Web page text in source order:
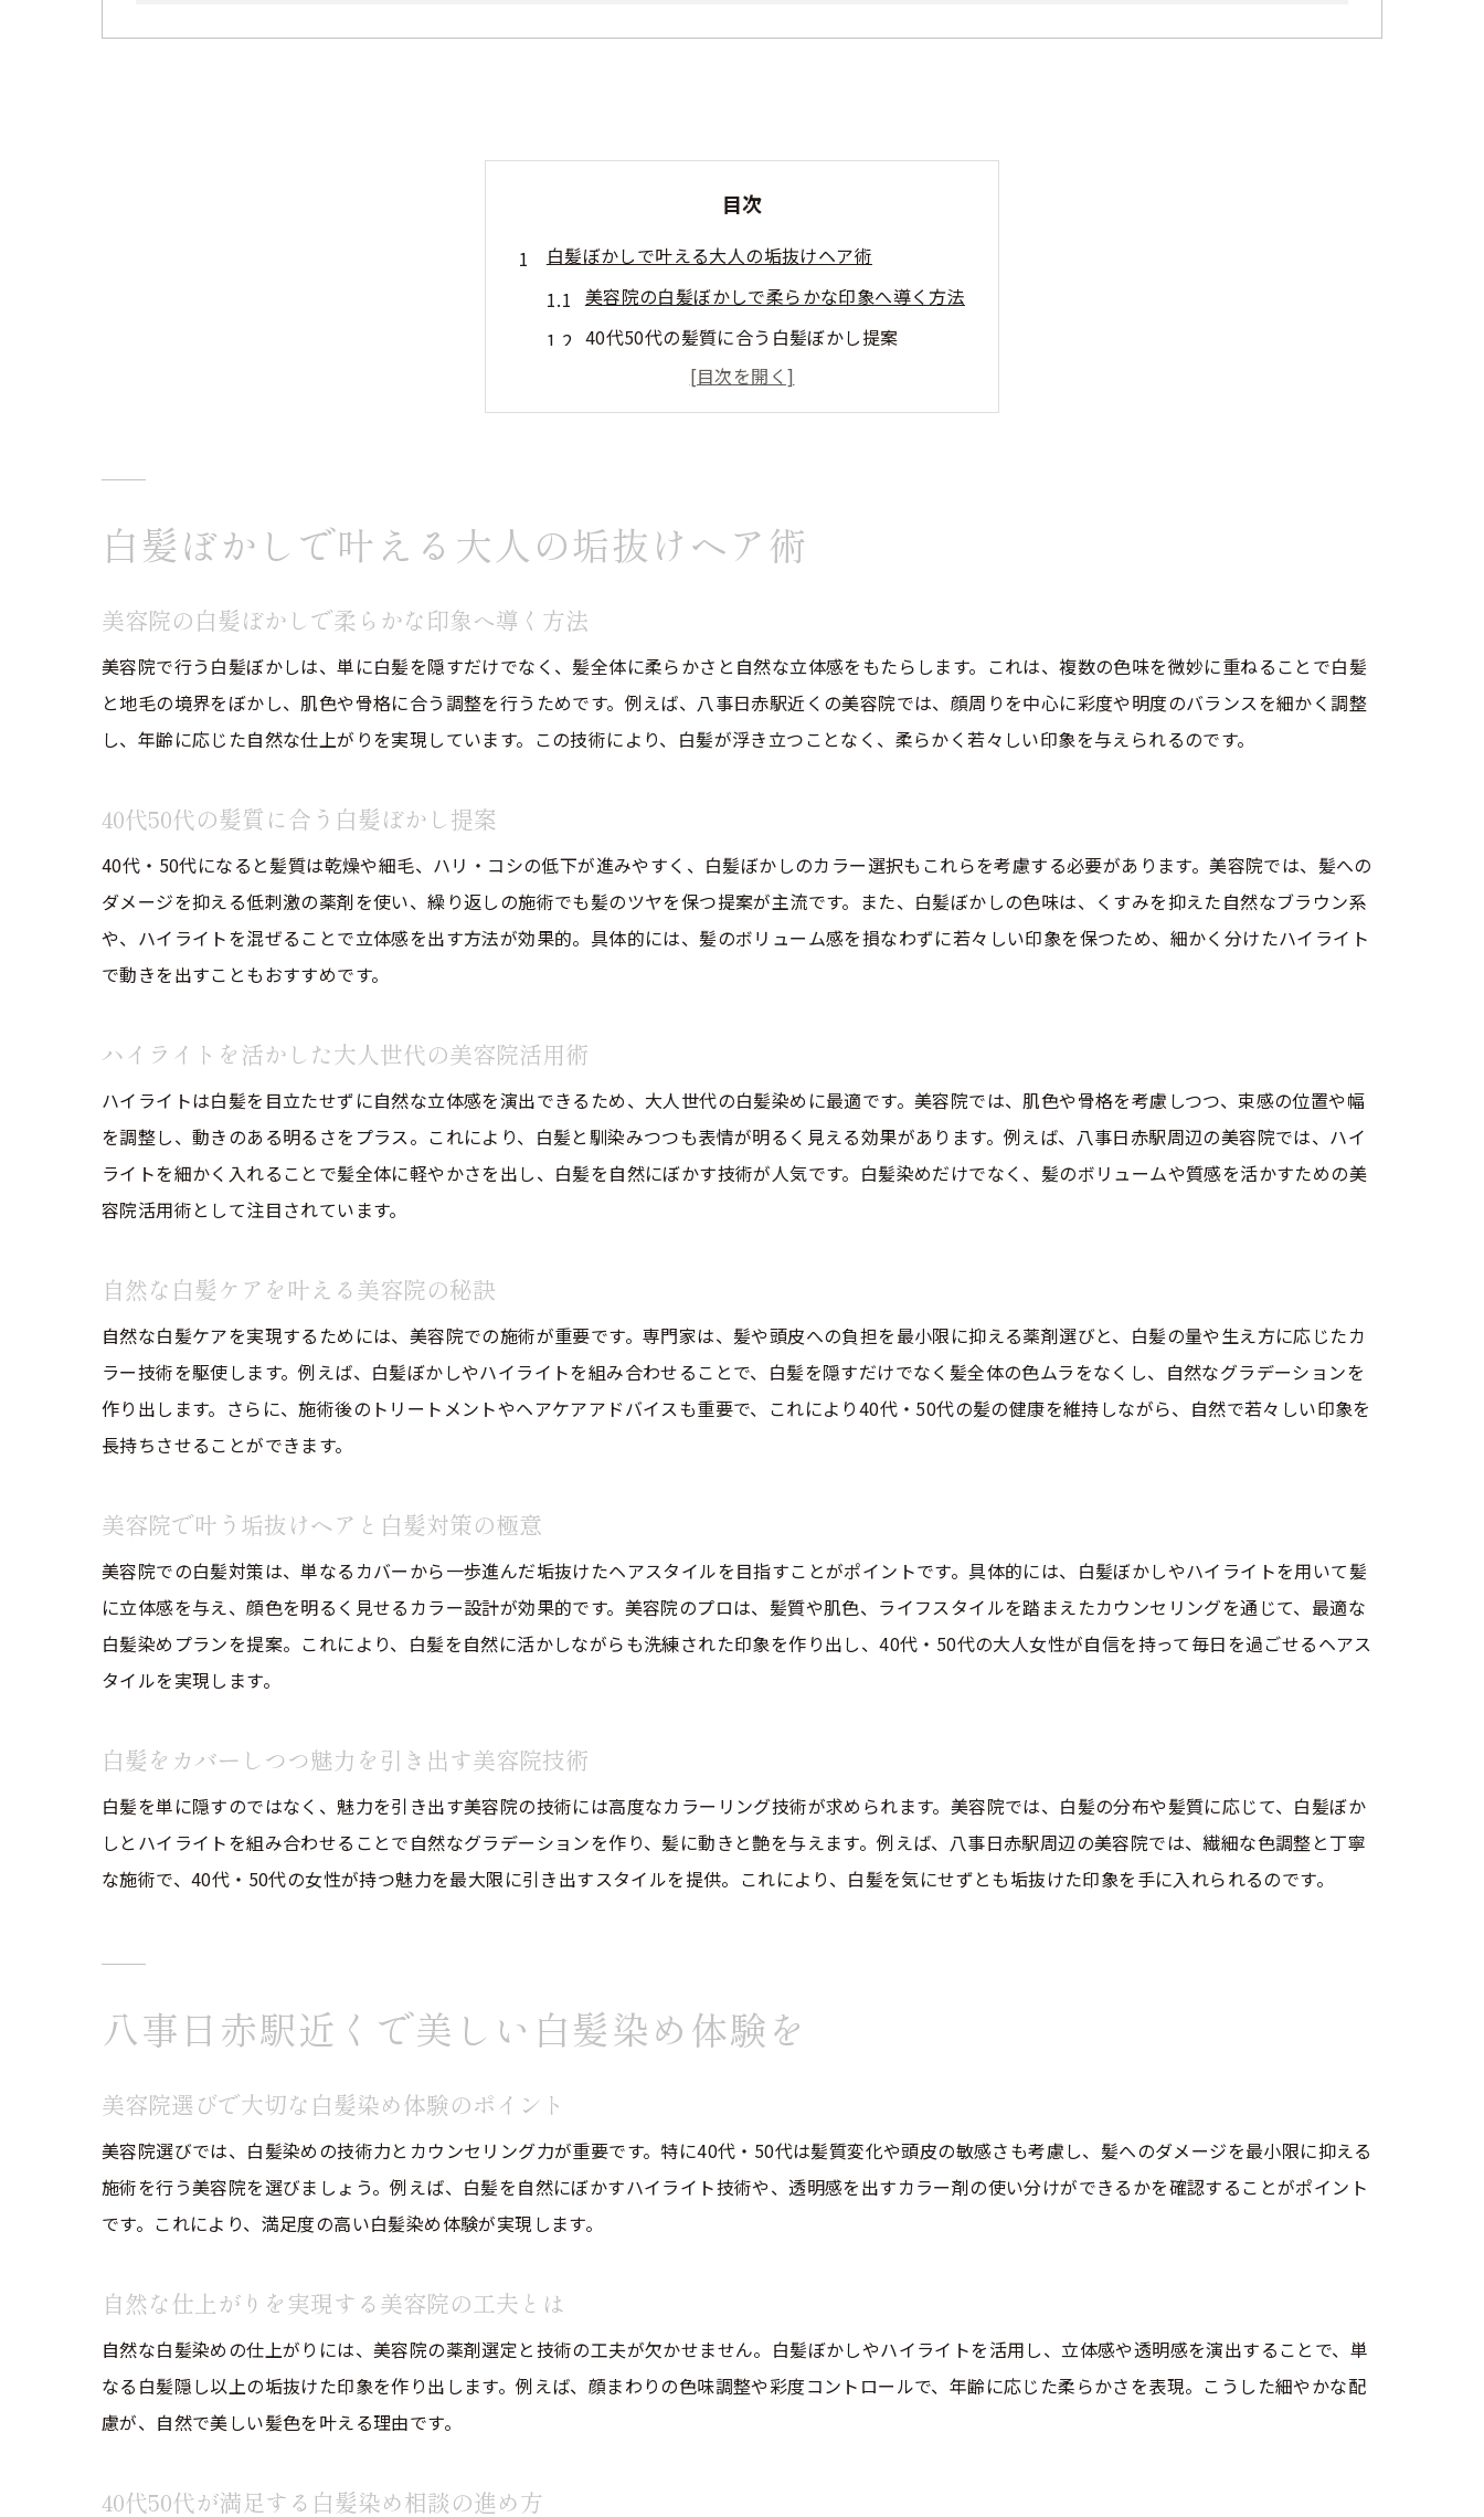
目次
白髪ぼかしで叶える大人の垢抜けヘア術
美容院の白髪ぼかしで柔らかな印象へ導く方法
40代50代の髪質に合う白髪ぼかし提案
ハイライトを活かした大人世代の美容院活用術
自然な白髪ケアを叶える美容院の秘訣
八事日赤駅近くで美しい白髪染め体験を
自然な仕上がりを実現する美容院の工夫とは
40代50代が満足する白髪染め相談の進め方
美容院で叶える透明感ある白髪染め体験
髪への負担を抑える美容院の白髪染め技術
美容院でのハイライトが人気の理由と効果
白髪とハイライトを活かす美容院の提案術
40代50代女性に適したハイライト活用法
美容院選びで差がつくハイライトデザイン
自然な白髪ケアを重視する美容院選び
自然な仕上がりを重視した美容院の選び方
自分に合う美容院の白髪ケアポイント
年齢に合わせたヘアカラーの新常識
年齢を重ねた髪に最適な美容院カラー法
美容院で実現する若見えヘアカラーの秘訣
世代ごとの悩みに応える美容院の新提案
40代50代が選ぶべきハイライトの特徴
美容院のハイライト技術で白髪を活かす方法
白髪ぼかしとハイライトの組合せが人気な理由
美容院でのハイライトが与える若々しい印象
美容院で髪ダメージを最小限に抑える方法
白髪ぼかしやハイライトで負担を減らす工夫
美容院で実践できる髪の守り方を解説
白髪染めでも美髪をキープする美容院の秘訣
40代50代が輝く白髪ぼかしのポイント
個性を活かす美容院の白髪染め提案とは
白髪ぼかしで叶える大人の垢抜けヘア術
美容院の白髪ぼかしで柔らかな印象へ導く方法
美容院で行う白髪ぼかしは、単に白髪を隠すだけでなく、髪全体に柔らかさと自然な立体感をもたらします。これは、複数の色味を微妙に重ねることで白髪
と地毛の境界をぼかし、肌色や骨格に合う調整を行うためです。例えば、八事日赤駅近くの美容院では、顔周りを中心に彩度や明度のバランスを細かく調整
し、年齢に応じた自然な仕上がりを実現しています。この技術により、白髪が浮き立つことなく、柔らかく若々しい印象を与えられるのです。
40代50代の髪質に合う白髪ぼかし提案
40代・50代になると髪質は乾燥や細毛、ハリ・コシの低下が進みやすく、白髪ぼかしのカラー選択もこれらを考慮する必要があります。美容院では、髪への
ダメージを抑える低刺激の薬剤を使い、繰り返しの施術でも髪のツヤを保つ提案が主流です。また、白髪ぼかしの色味は、くすみを抑えた自然なブラウン系
や、ハイライトを混ぜることで立体感を出す方法が効果的。具体的には、髪のボリューム感を損なわずに若々しい印象を保つため、細かく分けたハイライト
で動きを出すこともおすすめです。
ハイライトを活かした大人世代の美容院活用術
ハイライトは白髪を目立たせずに自然な立体感を演出できるため、大人世代の白髪染めに最適です。美容院では、肌色や骨格を考慮しつつ、束感の位置や幅
を調整し、動きのある明るさをプラス。これにより、白髪と馴染みつつも表情が明るく見える効果があります。例えば、八事日赤駅周辺の美容院では、ハイ
ライトを細かく入れることで髪全体に軽やかさを出し、白髪を自然にぼかす技術が人気です。白髪染めだけでなく、髪のボリュームや質感を活かすための美
容院活用術として注目されています。
自然な白髪ケアを叶える美容院の秘訣
自然な白髪ケアを実現するためには、美容院での施術が重要です。専門家は、髪や頭皮への負担を最小限に抑える薬剤選びと、白髪の量や生え方に応じたカ
ラー技術を駆使します。例えば、白髪ぼかしやハイライトを組み合わせることで、白髪を隠すだけでなく髪全体の色ムラをなくし、自然なグラデーションを
作り出します。さらに、施術後のトリートメントやヘアケアアドバイスも重要で、これにより40代・50代の髪の健康を維持しながら、自然で若々しい印象を
長持ちさせることができます。
美容院で叶う垢抜けヘアと白髪対策の極意
美容院での白髪対策は、単なるカバーから一歩進んだ垢抜けたヘアスタイルを目指すことがポイントです。具体的には、白髪ぼかしやハイライトを用いて髪
に立体感を与え、顔色を明るく見せるカラー設計が効果的です。美容院のプロは、髪質や肌色、ライフスタイルを踏まえたカウンセリングを通じて、最適な
白髪染めプランを提案。これにより、白髪を自然に活かしながらも洗練された印象を作り出し、40代・50代の大人女性が自信を持って毎日を過ごせるヘアス
タイルを実現します。
白髪をカバーしつつ魅力を引き出す美容院技術
白髪を単に隠すのではなく、魅力を引き出す美容院の技術には高度なカラーリング技術が求められます。美容院では、白髪の分布や髪質に応じて、白髪ぼか
しとハイライトを組み合わせることで自然なグラデーションを作り、髪に動きと艶を与えます。例えば、八事日赤駅周辺の美容院では、繊細な色調整と丁寧
な施術で、40代・50代の女性が持つ魅力を最大限に引き出すスタイルを提供。これにより、白髪を気にせずとも垢抜けた印象を手に入れられるのです。
八事日赤駅近くで美しい白髪染め体験を
美容院選びで大切な白髪染め体験のポイント
美容院選びでは、白髪染めの技術力とカウンセリング力が重要です。特に40代・50代は髪質変化や頭皮の敏感さも考慮し、髪へのダメージを最小限に抑える
施術を行う美容院を選びましょう。例えば、白髪を自然にぼかすハイライト技術や、透明感を出すカラー剤の使い分けができるかを確認することがポイント
です。これにより、満足度の高い白髪染め体験が実現します。
自然な仕上がりを実現する美容院の工夫とは
自然な白髪染めの仕上がりには、美容院の薬剤選定と技術の工夫が欠かせません。白髪ぼかしやハイライトを活用し、立体感や透明感を演出することで、単
なる白髪隠し以上の垢抜けた印象を作り出します。例えば、顔まわりの色味調整や彩度コントロールで、年齢に応じた柔らかさを表現。こうした細やかな配
慮が、自然で美しい髪色を叶える理由です。
40代50代が満足する白髪染め相談の進め方
ご予約はこちら
ご予約はこちら